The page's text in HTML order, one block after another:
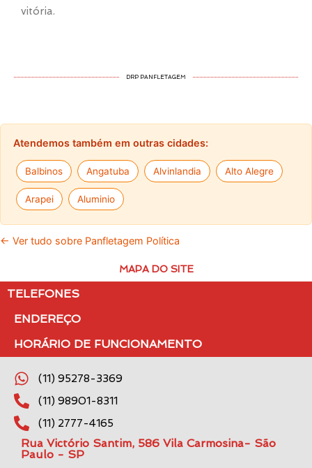
vitória.
DRP PANFLETAGEM
Atendemos também em outras cidades:
Balbinos Angatuba Alvinlandia Alto Alegre
Arapei Aluminio
← Ver tudo sobre Panfletagem Política
MAPA DO SITE
TELEFONES
ENDEREÇO
HORÁRIO DE FUNCIONAMENTO
(11) 95278-3369
(11) 98901-8311
(11) 2777-4165
Rua Victório Santim, 586 Vila Carmosina- São
Paulo - SP